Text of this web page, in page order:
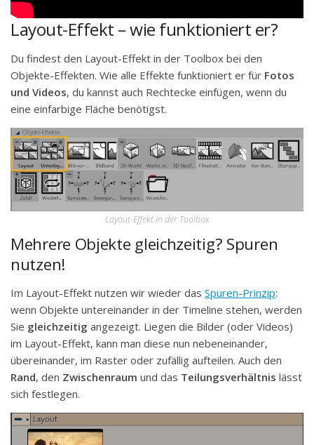
Layout-Effekt – wie funktioniert er?
Du findest den Layout-Effekt in der Toolbox bei den
Objekte-Effekten. Wie alle Effekte funktioniert er für Fotos
und Videos, du kannst auch Rechtecke einfügen, wenn du
eine einfarbige Fläche benötigst.
Layout-Effekt in der Toolbox
Mehrere Objekte gleichzeitig? Spuren
nutzen!
Im Layout-Effekt nutzen wir wieder das Spuren-Prinzip:
wenn Objekte untereinander in der Timeline stehen, werden
Sie gleichzeitig angezeigt. Liegen die Bilder (oder Videos)
im Layout-Effekt, kann man diese nun nebeneinander,
übereinander, im Raster oder zufällig aufteilen. Auch den
Rand, den Zwischenraum und das Teilungsverhältnis lässt
sich festlegen.